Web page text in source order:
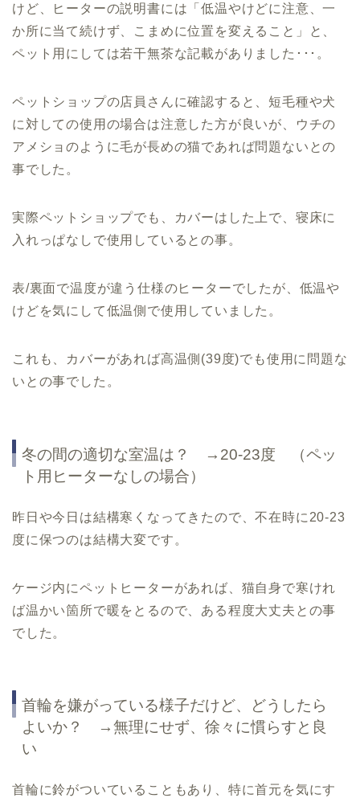
けど、ヒーターの説明書には「低温やけどに注意、一
か所に当て続けず、こまめに位置を変えること」と、
ペット用にしては若干無茶な記載がありました･･･。
ペットショップの店員さんに確認すると、短毛種や犬
に対しての使用の場合は注意した方が良いが、ウチの
アメショのように毛が長めの猫であれば問題ないとの
事でした。
実際ペットショップでも、カバーはした上で、寝床に
入れっぱなしで使用しているとの事。
表/裏面で温度が違う仕様のヒーターでしたが、低温や
けどを気にして低温側で使用していました。
これも、カバーがあれば高温側(39度)でも使用に問題な
いとの事でした。
冬の間の適切な室温は？ →20-23度 （ペッ
ト用ヒーターなしの場合）
昨日や今日は結構寒くなってきたので、不在時に20-23
度に保つのは結構大変です。
ケージ内にペットヒーターがあれば、猫自身で寒けれ
ば温かい箇所で暖をとるので、ある程度大丈夫との事
でした。
首輪を嫌がっている様子だけど、どうしたら
よいか？ →無理にせず、徐々に慣らすと良
い
首輪に鈴がついていることもあり、特に首元を気にす